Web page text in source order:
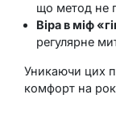
що метод не
Віра в міф
регулярне
Уникаючи цих
комфорт на